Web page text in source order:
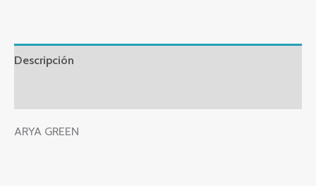
Descripción
ARYA GREEN